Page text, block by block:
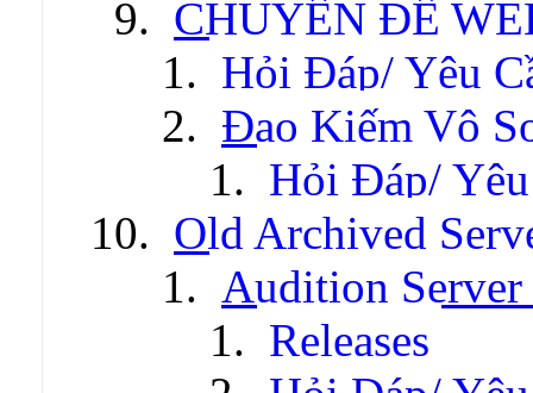
CHUYÊN ĐỀ
Hỏi Đáp/ Yêu
Đao Kiếm Vô
Hỏi Đáp/
Old Archived
Audition Server
Releases